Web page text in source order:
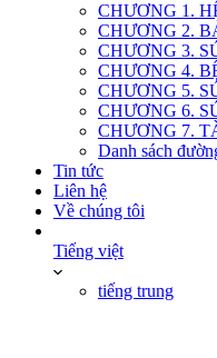
CHƯƠNG 1.
CHƯƠNG 2.
CHƯƠNG 3.
CHƯƠNG 4.
CHƯƠNG 5.
CHƯƠNG 6.
CHƯƠNG 7.
Danh sách
Tin tức
Liên hệ
Về chúng tôi
Tiếng việt
tiếng trung